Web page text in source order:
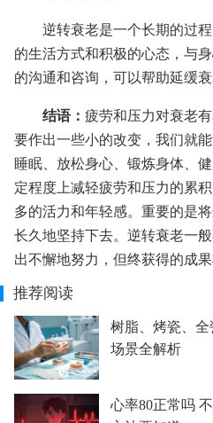
逆转衰老是一个长期的过
的生活方式和积极的心态，与
的沟通和咨询，可以帮助延缓
结语： 疲劳和压力对衰老
要作出一些小的改变，我们就
睡眠、放松身心、锻炼身体、
定程度上减轻疲劳和压力的累
多的活力和年轻感。重要的是
长久地坚持下去。逆转衰老一
出不懈地努力，但终获得的成
推荐阅读
树脂、烤瓷、全
场景全解析
心率80正常吗